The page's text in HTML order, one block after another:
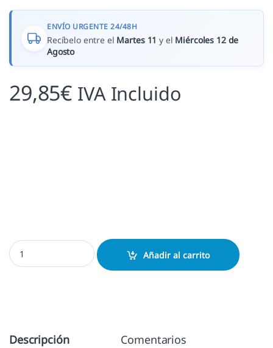
ENVÍO URGENTE 24/48H
Recíbelo entre el Martes 11 y el Miércoles 12 de
Agosto
29,85€ IVA Incluido
Exlibris La última Cena cantidad
Añadir al carrito
Descripción Comentarios